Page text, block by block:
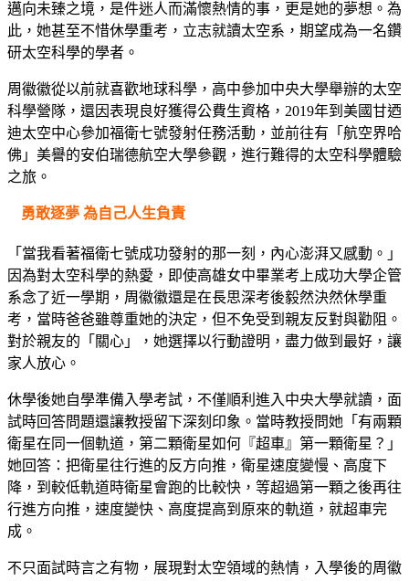
邁向未臻之境，是件迷人而滿懷熱情的事，更是她的夢想。為
此，她甚至不惜休學重考，立志就讀太空系，期望成為一名鑽
研太空科學的學者。
周徽徽從以前就喜歡地球科學，高中參加中央大學舉辦的太空
科學營隊，還因表現良好獲得公費生資格，2019年到美國甘迺
迪太空中心參加福衛七號發射任務活動，並前往有「航空界哈
佛」美譽的安伯瑞德航空大學參觀，進行難得的太空科學體驗
之旅。
勇敢逐夢 為自己人生負責
「當我看著福衛七號成功發射的那一刻，內心澎湃又感動。」
因為對太空科學的熱愛，即使高雄女中畢業考上成功大學企管
系念了近一學期，周徽徽還是在長思深考後毅然決然休學重
考，當時爸爸雖尊重她的決定，但不免受到親友反對與勸阻。
對於親友的「關心」，她選擇以行動證明，盡力做到最好，讓
家人放心。
休學後她自學準備入學考試，不僅順利進入中央大學就讀，面
試時回答問題還讓教授留下深刻印象。當時教授問她「有兩顆
衛星在同一個軌道，第二顆衛星如何『超車』第一顆衛星？」
她回答：把衛星往行進的反方向推，衛星速度變慢、高度下
降，到較低軌道時衛星會跑的比較快，等超過第一顆之後再往
行進方向推，速度變快、高度提高到原來的軌道，就超車完
成。
不只面試時言之有物，展現對太空領域的熱情，入學後的周徽